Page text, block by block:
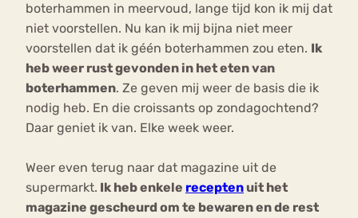
boterhammen in meervoud, lange tijd kon ik mij dat
niet voorstellen. Nu kan ik mij bijna niet meer
voorstellen dat ik géén boterhammen zou eten. Ik
heb weer rust gevonden in het eten van
boterhammen. Ze geven mij weer de basis die ik
nodig heb. En die croissants op zondagochtend?
Daar geniet ik van. Elke week weer.
Weer even terug naar dat magazine uit de
supermarkt. Ik heb enkele recepten uit het
magazine gescheurd om te bewaren en de rest